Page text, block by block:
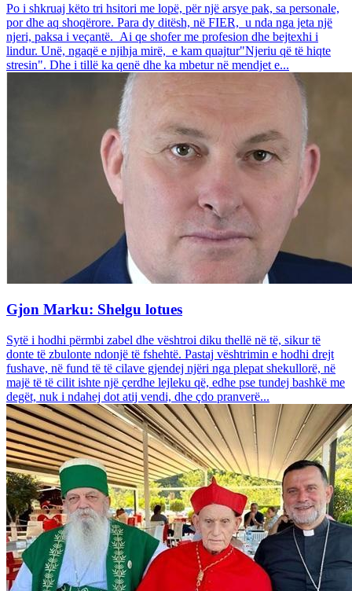
Po i shkruaj këto tri hsitori me lopë, për një arsye pak, sa personale,
por dhe aq shoqërore. Para dy ditësh, në FIER, u nda nga jeta një
njeri, paksa i veçantë. Ai qe shofer me profesion dhe bejtexhi i
lindur. Unë, ngaqë e njihja mirë, e kam quajtur"Njeriu që të hiqte
stresin". Dhe i tillë ka qenë dhe ka mbetur në mendjet e...
Gjon Marku: Shelgu lotues
Sytë i hodhi përmbi zabel dhe vështroi diku thellë në të, sikur të
donte të zbulonte ndonjë të fshehtë. Pastaj vështrimin e hodhi drejt
fushave, në fund të të cilave gjendej njëri nga plepat shekullorë, në
majë të të cilit ishte një çerdhe lejleku që, edhe pse tundej bashkë me
degët, nuk i ndahej dot atij vendi, dhe çdo pranverë...